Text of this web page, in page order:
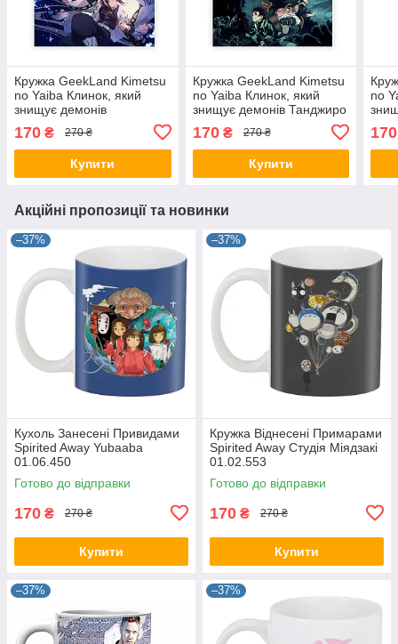
Кружка GeekLand Kimetsu
no Yaiba Клинок, який
знищує демонів
170 ₴ 270 ₴
Купити
Кружка GeekLand Kimetsu
no Yaiba Клинок, який
знищує демонів Танджиро
170₴ 270 ₴
Купити
no
170
Акційні пропозиції та новинки
–37%
Кухоль Занесені Привидами
Spirited Away Yubaaba
01.06.450
Готово до відправки
170 ₴ 270 ₴
Купити
–37%
Кружка Віднесені Примарами
Spirited Away Студія Міядзакі
01.02.553
Готово до відправки
170 ₴ 270 ₴
Купити
–37% –37%